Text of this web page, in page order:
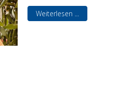
Weiterlesen ...